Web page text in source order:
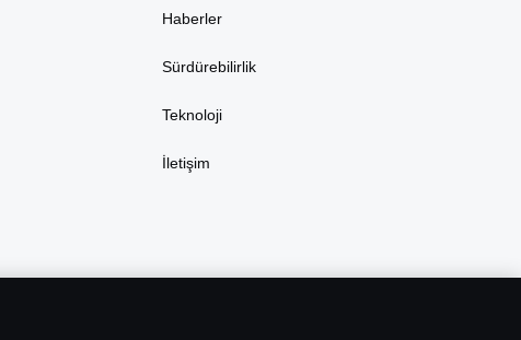
Haberler
Sürdürebilirlik
Teknoloji
İletişim